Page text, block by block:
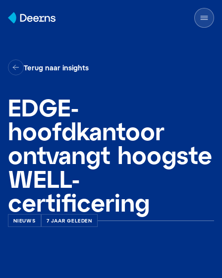
Terug naar insights
EDGE-
hoofdkantoor
ontvangt hoogste
WELL-
certificering
NIEUWS 7 JAAR GELEDEN